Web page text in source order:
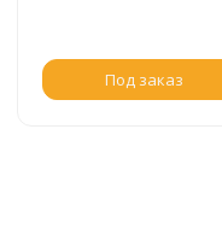
Под заказ